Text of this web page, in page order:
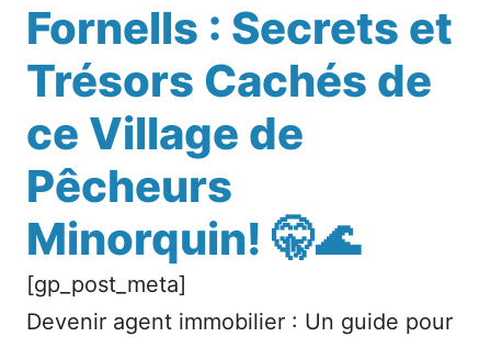
Fornells : Secrets et
Trésors Cachés de
ce Village de
Pêcheurs
Minorquin! 🤫🌊
[gp_post_meta]
Devenir agent immobilier : Un guide pour